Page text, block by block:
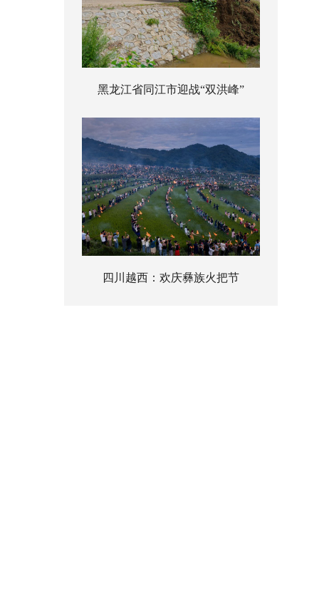
黑龙江省同江市迎战“双洪峰”
四川越西：欢庆彝族火把节